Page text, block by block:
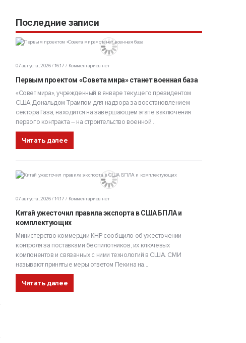
Последние записи
07 августа, 2026 / 16:17 Комментариев нет
Первым проектом «Совета мира» станет военная база
«Совет мира», учрежденный в январе текущего президентом
США Дональдом Трампом для надзора за восстановлением
сектора Газа, находится на завершающем этапе заключения
первого контракта – на строительство военной...
Читать далее
07 августа, 2026 / 14:17 Комментариев нет
Китай ужесточил правила экспорта в США БПЛА и
комплектующих
Министерство коммерции КНР сообщило об ужесточении
контроля за поставками беспилотников, их ключевых
компонентов и связанных с ними технологий в США. СМИ
называют принятые меры ответом Пекина на...
Читать далее